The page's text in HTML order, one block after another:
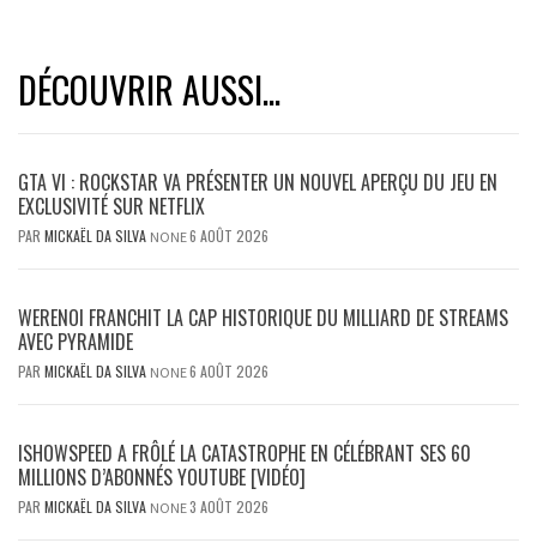
DÉCOUVRIR AUSSI...
GTA VI : ROCKSTAR VA PRÉSENTER UN NOUVEL APERÇU DU JEU EN
EXCLUSIVITÉ SUR NETFLIX
PAR MICKAËL DA SILVA NONE6 AOÛT 2026
WERENOI FRANCHIT LA CAP HISTORIQUE DU MILLIARD DE STREAMS
AVEC PYRAMIDE
PAR MICKAËL DA SILVA NONE6 AOÛT 2026
ISHOWSPEED A FRÔLÉ LA CATASTROPHE EN CÉLÉBRANT SES 60
MILLIONS D’ABONNÉS YOUTUBE [VIDÉO]
PAR MICKAËL DA SILVA NONE3 AOÛT 2026